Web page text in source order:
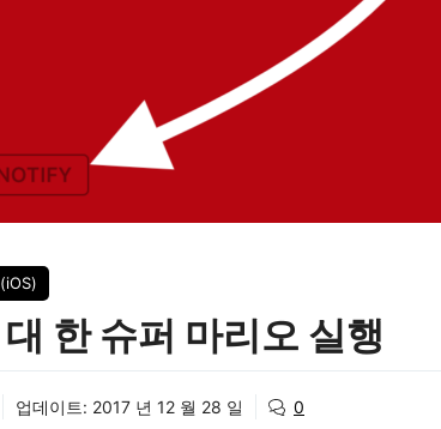
한 슈퍼 마리오 실행
업데이트: 2017 년 12 월 28 일 0